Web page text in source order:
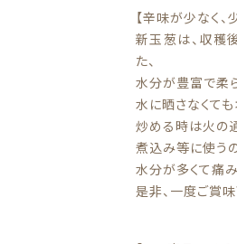
【辛味が少なく
新玉葱は、収穫
た、
水分が豊富で柔
水に晒さなくて
炒める時は火の
煮込み等に使う
水分が多くて痛
是非、一度ご賞
808青果店 公